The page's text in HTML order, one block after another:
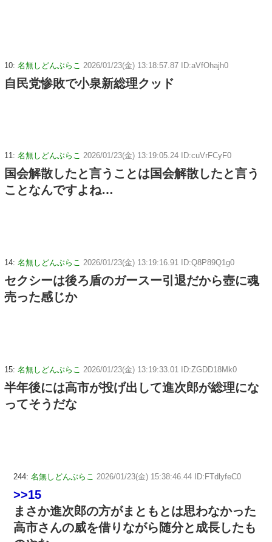
10: 名無しどんぶらこ 2026/01/23(金) 13:18:57.87 ID:aVfOhajh0
自民党惨敗で小泉新総理クッド
11: 名無しどんぶらこ 2026/01/23(金) 13:19:05.24 ID:cuVrFCyF0
国会解散したと言うことは国会解散したと言う
ことなんですよね…
14: 名無しどんぶらこ 2026/01/23(金) 13:19:16.91 ID:Q8P89Q1g0
セクシーは後ろ盾のガースー引退だから壺に魂
売った感じか
15: 名無しどんぶらこ 2026/01/23(金) 13:19:33.01 ID:ZGDD18Mk0
半年後には高市が投げ出して進次郎が総理にな
ってそうだな
244: 名無しどんぶらこ 2026/01/23(金) 15:38:46.44 ID:FTdlyfeC0
>>15
まさか進次郎の方がまともとは思わなかった
高市さんの威を借りながら随分と成長したも